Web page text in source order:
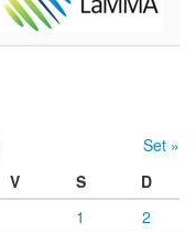
Set »
V S
D
1
2